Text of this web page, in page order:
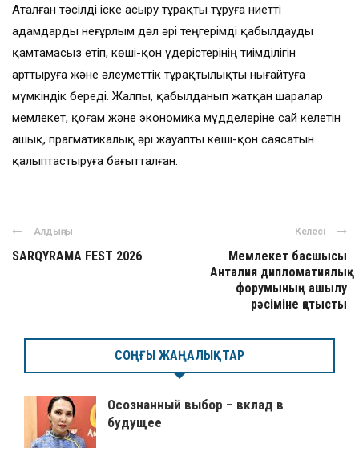
Аталған тәсілді іске асыру тұрақты тұруға ниетті
адамдарды неғұрлым дәл әрі теңгерімді қабылдауды
қамтамасыз етіп, көші-қон үдерістерінің тиімділігін
арттыруға және әлеуметтік тұрақтылықты нығайтуға
мүмкіндік береді. Жалпы, қабылданып жатқан шаралар
мемлекет, қоғам және экономика мүдделеріне сай келетін
ашық, прагматикалық әрі жауапты көші-қон саясатын
қалыптастыруға бағытталған.
Алдыңғы
SARQYRAMA FEST 2026
Келесі
Мемлекет басшысы
Анталия дипломатиялық
форумының ашылу
рәсіміне қатысты
СОҢҒЫ ЖАҢАЛЫҚТАР
Осознанный выбор – вклад в
будущее